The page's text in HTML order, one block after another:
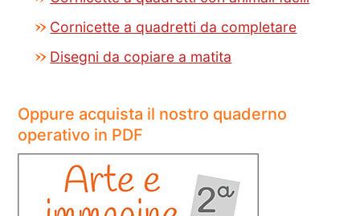
Cornicette a quadretti da completare
Disegni da copiare a matita
Oppure acquista il nostro quaderno
operativo in PDF